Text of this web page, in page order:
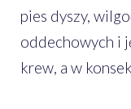
pies dyszy,
oddechowych i
krew, a w